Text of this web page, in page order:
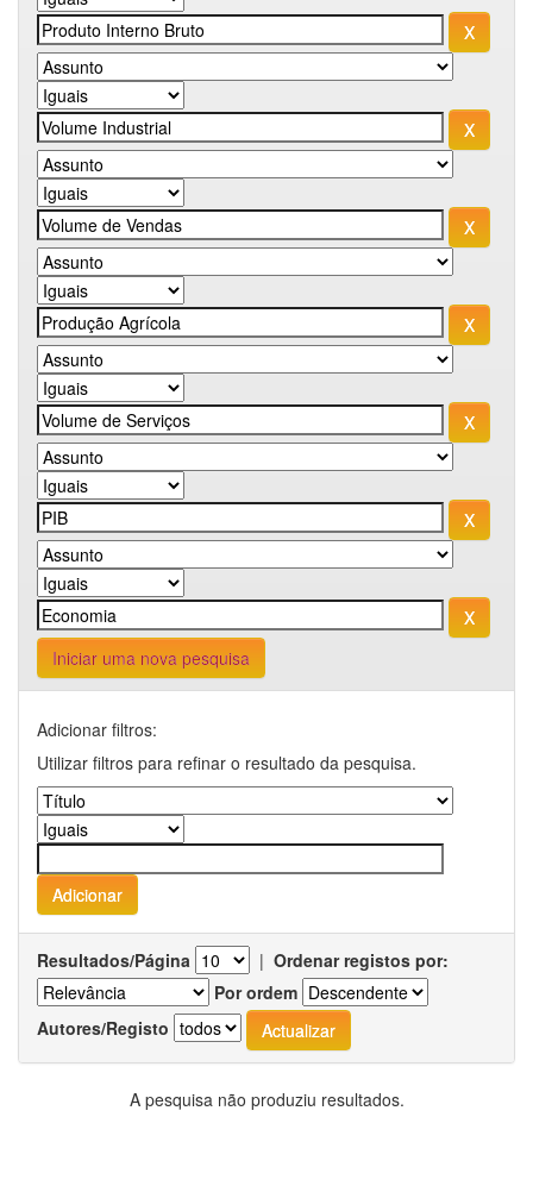
Iniciar uma nova pesquisa
Adicionar filtros:
Utilizar filtros para refinar o resultado da pesquisa.
Resultados/Página | Ordenar registos por:
Por ordem
Autores/Registo
A pesquisa não produziu resultados.